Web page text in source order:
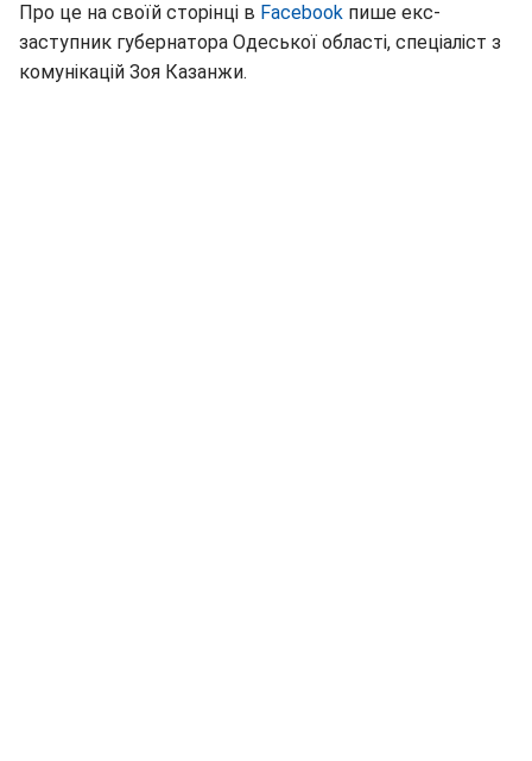
Про це на своїй сторінці в Facebook пише екс-
заступник губернатора Одеської області, спеціаліст з
комунікацій Зоя Казанжи.